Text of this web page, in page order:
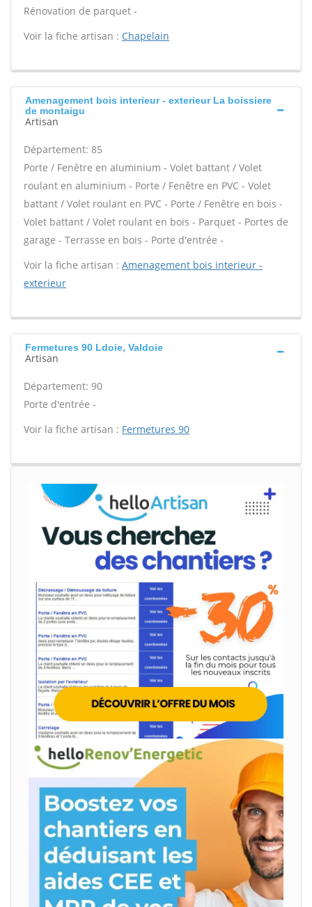
Rénovation de parquet -
Voir la fiche artisan : Chapelain
Amenagement bois interieur - exterieur La boissiere
de montaigu
Artisan
Département: 85
Porte / Fenêtre en aluminium - Volet battant / Volet
roulant en aluminium - Porte / Fenêtre en PVC - Volet
battant / Volet roulant en PVC - Porte / Fenêtre en bois -
Volet battant / Volet roulant en bois - Parquet - Portes de
garage - Terrasse en bois - Porte d'entrée -
Voir la fiche artisan : Amenagement bois interieur -
exterieur
Fermetures 90 Ldoie, Valdoie
Artisan
Département: 90
Porte d'entrée -
Voir la fiche artisan : Fermetures 90